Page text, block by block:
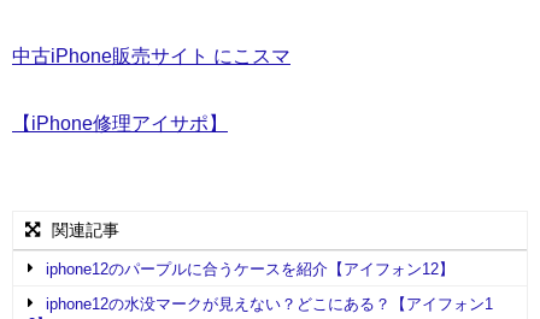
中古iPhone販売サイト にこスマ
【iPhone修理アイサポ】
関連記事
iphone12のパープルに合うケースを紹介【アイフォン12】
iphone12の水没マークが見えない？どこにある？【アイフォン1